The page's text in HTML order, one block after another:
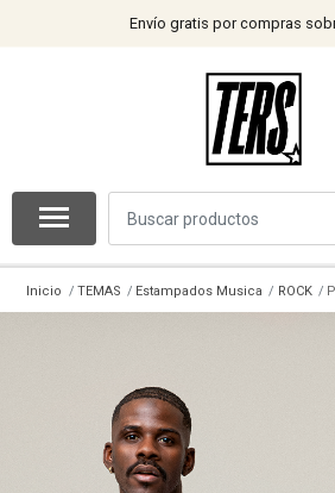
Envío gratis por compras
Inicio TEMAS Estampados Musica ROCK